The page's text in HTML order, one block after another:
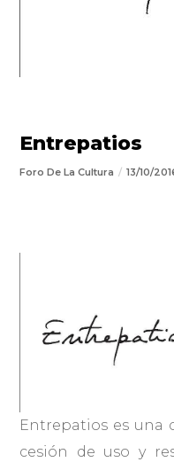
Entrepatios
Foro De La Cultura 13/10/
Entrepatios es una
cesión de uso y